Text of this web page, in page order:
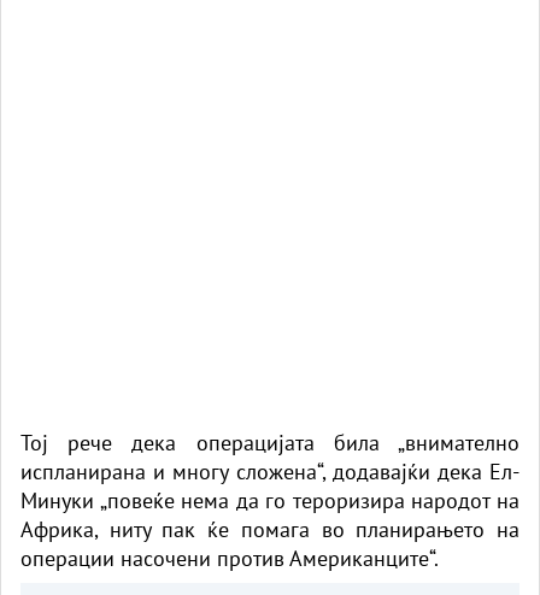
Тој рече дека операцијата била „внимателно
испланирана и многу сложена“, додавајќи дека Ел-
Минуки „повеќе нема да го тероризира народот на
Африка, ниту пак ќе помага во планирањето на
операции насочени против Американците“.